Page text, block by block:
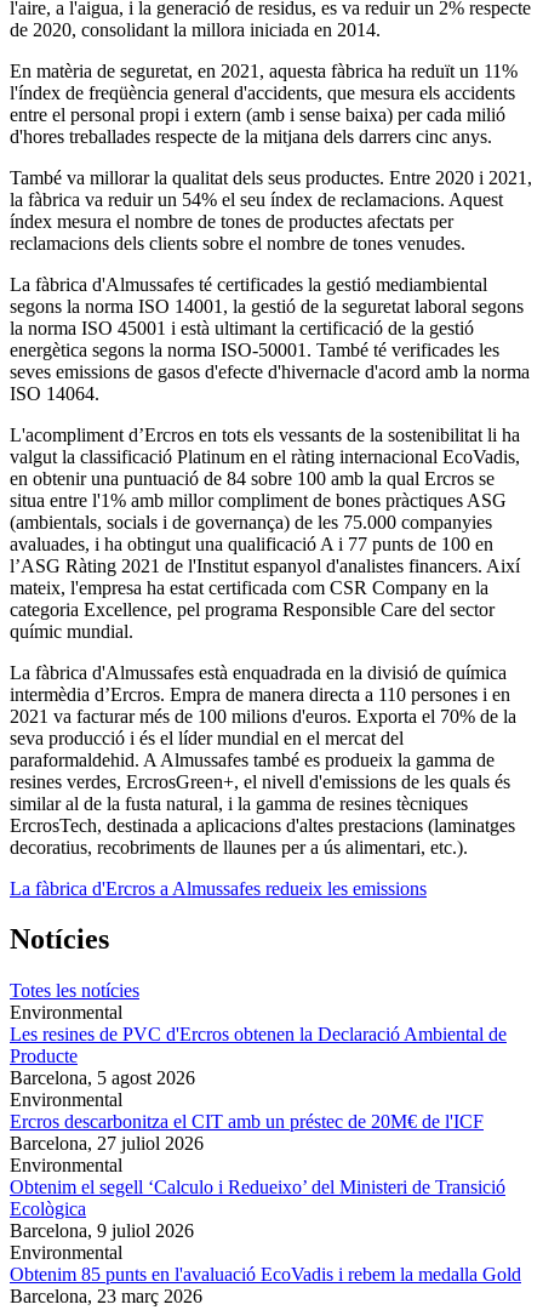
l'aire, a l'aigua, i la generació de residus, es va reduir un 2% respecte
de 2020, consolidant la millora iniciada en 2014.
En matèria de seguretat, en 2021, aquesta fàbrica ha reduït un 11%
l'índex de freqüència general d'accidents, que mesura els accidents
entre el personal propi i extern (amb i sense baixa) per cada milió
d'hores treballades respecte de la mitjana dels darrers cinc anys.
També va millorar la qualitat dels seus productes. Entre 2020 i 2021,
la fàbrica va reduir un 54% el seu índex de reclamacions. Aquest
índex mesura el nombre de tones de productes afectats per
reclamacions dels clients sobre el nombre de tones venudes.
La fàbrica d'Almussafes té certificades la gestió mediambiental
segons la norma ISO 14001, la gestió de la seguretat laboral segons
la norma ISO 45001 i està ultimant la certificació de la gestió
energètica segons la norma ISO-50001. També té verificades les
seves emissions de gasos d'efecte d'hivernacle d'acord amb la norma
ISO 14064.
L'acompliment d’Ercros en tots els vessants de la sostenibilitat li ha
valgut la classificació Platinum en el ràting internacional EcoVadis,
en obtenir una puntuació de 84 sobre 100 amb la qual Ercros se
situa entre l'1% amb millor compliment de bones pràctiques ASG
(ambientals, socials i de governança) de les 75.000 companyies
avaluades, i ha obtingut una qualificació A i 77 punts de 100 en
l’ASG Ràting 2021 de l'Institut espanyol d'analistes financers. Així
mateix, l'empresa ha estat certificada com CSR Company en la
categoria Excellence, pel programa Responsible Care del sector
químic mundial.
La fàbrica d'Almussafes està enquadrada en la divisió de química
intermèdia d’Ercros. Empra de manera directa a 110 persones i en
2021 va facturar més de 100 milions d'euros. Exporta el 70% de la
seva producció i és el líder mundial en el mercat del
paraformaldehid. A Almussafes també es produeix la gamma de
resines verdes, ErcrosGreen+, el nivell d'emissions de les quals és
similar al de la fusta natural, i la gamma de resines tècniques
ErcrosTech, destinada a aplicacions d'altes prestacions (laminatges
decoratius, recobriments de llaunes per a ús alimentari, etc.).
La fàbrica d'Ercros a Almussafes redueix les emissions
Notícies
Totes les notícies
Environmental
Les resines de PVC d'Ercros obtenen la Declaració Ambiental de
Producte
Barcelona, 5 agost 2026
Environmental
Ercros descarbonitza el CIT amb un préstec de 20M€ de l'ICF
Barcelona, 27 juliol 2026
Environmental
Obtenim el segell ‘Calculo i Redueixo’ del Ministeri de Transició
Ecològica
Barcelona, 9 juliol 2026
Environmental
Obtenim 85 punts en l'avaluació EcoVadis i rebem la medalla Gold
Barcelona, 23 març 2026